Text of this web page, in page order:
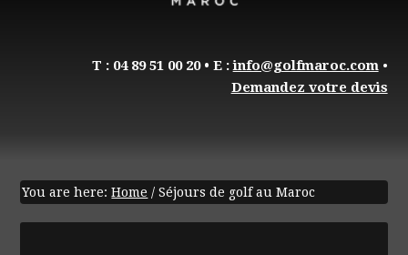
T : 04 89 51 00 20• E :info@golfmaroc.com•
Demandez votre devis
You are here:Home / Séjours de golf au Maroc